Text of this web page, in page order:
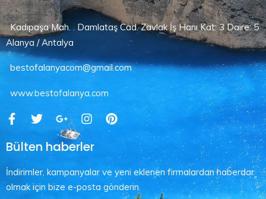
Kadıpaşa Mah. . Damlataş Cad. Zavlak İş Hanı Kat: 3 Daire: 5
Alanya / Antalya
bestofalanyacom@gmail.com
www.bestofalanya.com
Bülten haberler
İndirimler, kampanyalar ve yeni eklenen firmalardan haberdar
olmak için bize e-posta gönderin.